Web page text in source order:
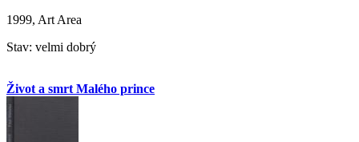
1999, Art Area
Stav: velmi dobrý
Život a smrt Malého prince